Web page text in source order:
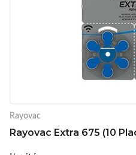
Rayovac
Rayovac Extra 675 (10